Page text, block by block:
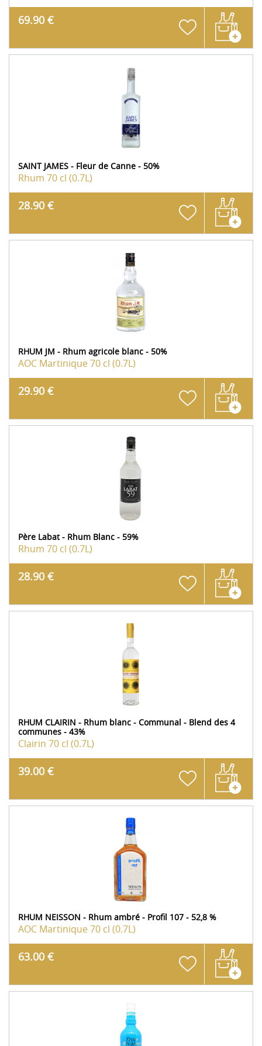
69.90 €
SAINT JAMES - Fleur de Canne - 50%
Rhum 70 cl (0.7L)
28.90 €
RHUM JM - Rhum agricole blanc - 50%
AOC Martinique70 cl (0.7L)
29.90 €
Père Labat - Rhum Blanc - 59%
Rhum 70 cl (0.7L)
28.90 €
RHUM CLAIRIN - Rhum blanc - Communal - Blend des 4
communes - 43%
Clairin 70 cl (0.7L)
39.00 €
RHUM NEISSON - Rhum ambré - Profil 107 - 52,8 %
AOC Martinique70 cl (0.7L)
63.00 €